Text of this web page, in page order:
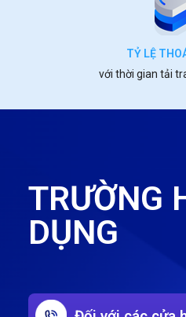
TỶ LỆ
với thời gian tải
TRƯỜNG
DỤNG